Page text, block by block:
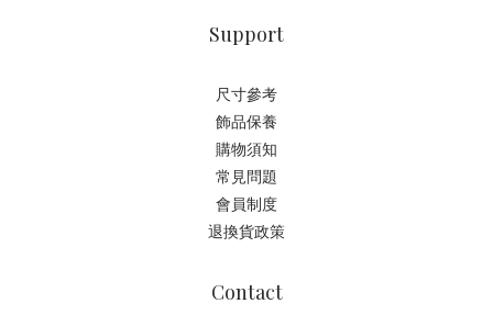
Support
尺寸參考
飾品保養
購物須知
常見問題
會員制度
退換貨政策
Contact